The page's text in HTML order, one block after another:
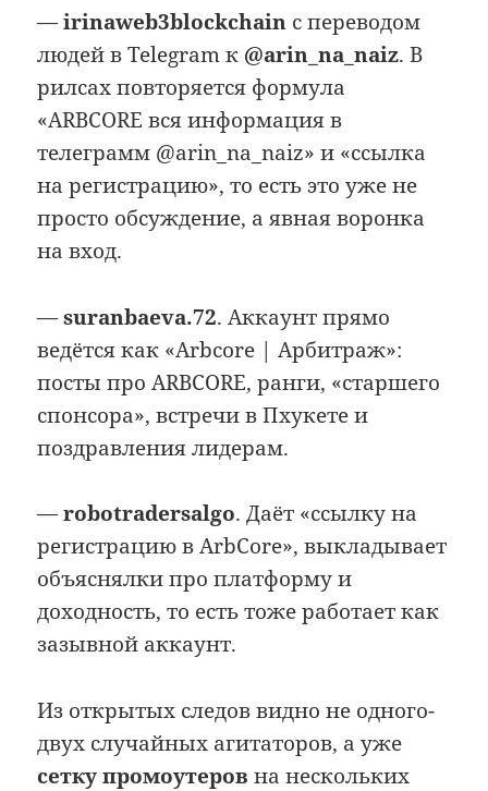
—irinaweb3blockchain с переводом
людей в Telegram к @arin_na_naiz. В
рилсах повторяется формула
«ARBCORE вся информация в
телеграмм @arin_na_naiz» и «ссылка
на регистрацию», то есть это уже не
просто обсуждение, а явная воронка
на вход.
—suranbaeva.72. Аккаунт прямо
ведётся как «Arbcore | Арбитраж»:
посты про ARBCORE, ранги, «старшего
спонсора», встречи в Пхукете и
поздравления лидерам.
—robotradersalgo. Даёт «ссылку на
регистрацию в ArbCore», выкладывает
объяснялки про платформу и
доходность, то есть тоже работает как
зазывной аккаунт.
Из открытых следов видно не одного-
двух случайных агитаторов, а уже
сетку промоутеров на нескольких